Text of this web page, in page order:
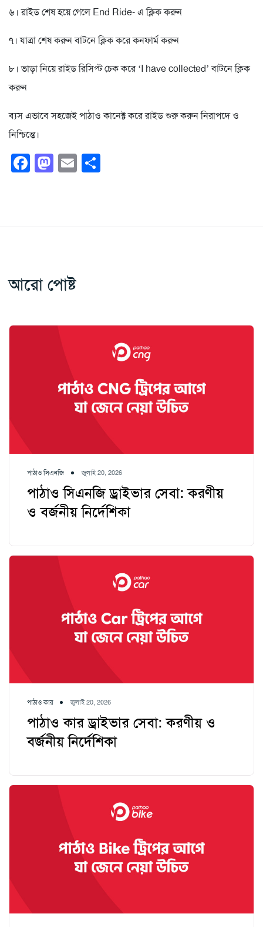
৬। রাইড শেষ হয়ে গেলে End Ride- এ ক্লিক করুন
৭। যাত্রা শেষ করুন বাটনে ক্লিক করে কনফার্ম করুন
৮। ভাড়া নিয়ে রাইড রিসিপ্ট চেক করে ‘I have collected’ বাটনে ক্লিক
করুন
ব্যস এভাবে সহজেই পাঠাও কানেক্ট করে রাইড শুরু করুন নিরাপদে ও
নিশ্চিন্তে।
Facebook
Mastodon
Email
আরো পোষ্ট
পাঠাও সিএনজি জুলাই 20, 2026
পাঠাও সিএনজি ড্রাইভার সেবা: করণীয়
ও বর্জনীয় নির্দেশিকা
পাঠাও কার জুলাই 20, 2026
পাঠাও কার ড্রাইভার সেবা: করণীয় ও
বর্জনীয় নির্দেশিকা